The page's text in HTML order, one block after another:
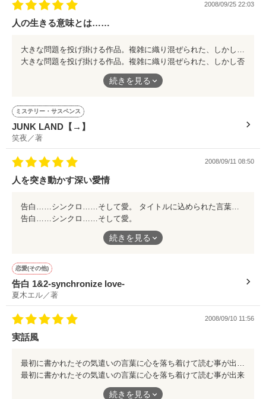
都会の一室
この部屋の存在は
2008.7.3完結♪
作品を読む
そして……涙が自然と溢れていました。
2008/09/25 22:03
人の生きる意味とは……
大きな問題を投げ掛ける作品。複雑に織り混ぜられた、しかし否
さった言葉を一つ。
正義は……そこに悪が無いと存在しない。そして正義を貫きたい
と思うなら、悪のある世の中が必要である。
こんな目から鱗な言葉が満載の物語。少しでも気になったら開く
事をオススメします。
500ページを読み切った後で迎えるラストは……是非貴方の目で
確かめてみて下さい。
続きを見る
ミステリー・サスペンス
JUNK LAND【→】
笑夜／著
2008/09/11 08:50
人を突き動かす深い愛情
告白……シンクロ……そして愛。 タイトルに込められた言葉の意味を探っているうちにいつの間にか謎の多い世界に囚われて……。 真実はどこにあるのか。 700P超のページ数を感じさせない圧倒的な吸引力を持った作品でした。 主人公が翻弄される自分の過去。絡み合い交錯する切ない愛情。 その結末を見届ける為、開いたら最後……きっと一気に読んでしまう筈です。
告白……シンクロ……そして愛。
タイトルに込められた言葉の意味を探っているうちにいつの間に
真実はどこにあるのか。
700P超のページ数を感じさせない圧倒的な吸引力を持った作品
でした。
主人公が翻弄される自分の過去。絡み合い交錯する切ない愛情。
その結末を見届ける為、開いたら最後……きっと一気に読んでし
まう筈です。
続きを見る
恋愛(その他)
告白 1&2‐synchronize love‐
夏木エル／著
2008/09/10 11:56
実話風
最初に書かれたその気遣いの言葉に心を落ち着けて読む事が出来ました。 中学生の主人公目線で進む、突然の妊娠、行き場の無くなった愛。 心に深い傷を追い、それでも生きて成長して行く中で学ぶ事。 それこそがサブタイトルの「本当に伝えたいこと」であり、妊娠を巡る真実であり。 大人になってから気付くのでは遅すぎる事実、それがこの物語には丁寧に描かれています。 是非中高生ぐらいの年代の方に読んで欲しい。……そして自分の体を大切にして欲しい、と心から願います。
最初に書かれたその気遣いの言葉に心を落ち着けて読む事が出来
続きを見る